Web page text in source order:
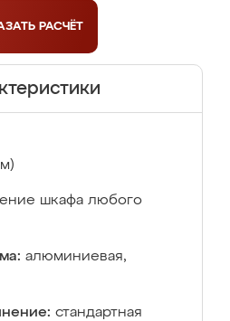
РАСЧЁТ
шкафа любого
алюминиевая,
стандартная